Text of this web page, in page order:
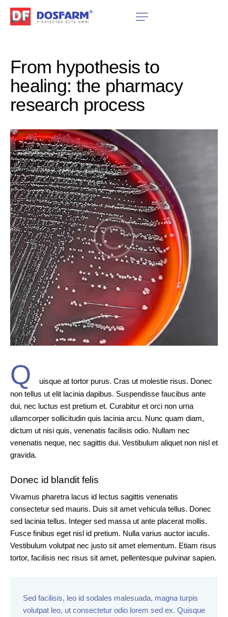
From hypothesis to
healing: the pharmacy
research process
Q
uisque at tortor purus. Cras ut molestie risus. Donec
non tellus ut elit lacinia dapibus. Suspendisse faucibus ante
dui, nec luctus est pretium et. Curabitur et orci non urna
ullamcorper sollicitudin quis lacinia arcu. Nunc quam diam,
dictum ut nisi quis, venenatis facilisis odio. Nullam nec
venenatis neque, nec sagittis dui. Vestibulum aliquet non nisl et
gravida.
Donec id blandit felis
Vivamus pharetra lacus id lectus sagittis venenatis
consectetur sed mauris. Duis sit amet vehicula tellus. Donec
sed lacinia tellus. Integer sed massa ut ante placerat mollis.
Fusce finibus eget nisl id pretium. Nulla varius auctor iaculis.
Vestibulum volutpat nec justo sit amet elementum. Etiam risus
tortor, facilisis nec risus sit amet, pellentesque pulvinar sapien.
Sed facilisis, leo id sodales malesuada, magna turpis
volutpat leo, ut consectetur odio lorem sed ex. Quisque